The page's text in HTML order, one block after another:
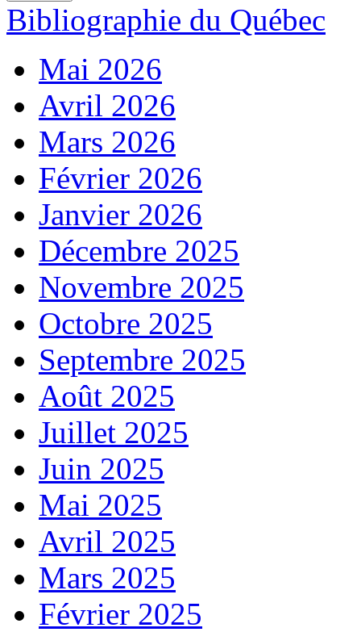
Bibliographie du Québec
Mai 2026
Avril 2026
Mars 2026
Février 2026
Janvier 2026
Décembre 2025
Novembre 2025
Octobre 2025
Septembre 2025
Août 2025
Juillet 2025
Juin 2025
Mai 2025
Avril 2025
Mars 2025
Février 2025